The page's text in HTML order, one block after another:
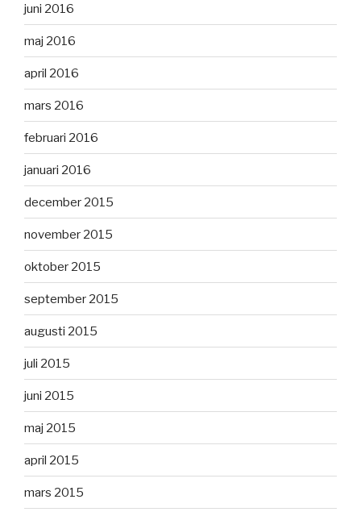
juni 2016
maj 2016
april 2016
mars 2016
februari 2016
januari 2016
december 2015
november 2015
oktober 2015
september 2015
augusti 2015
juli 2015
juni 2015
maj 2015
april 2015
mars 2015